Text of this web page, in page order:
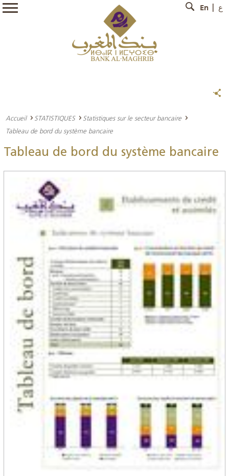
En ع
Accueil STATISTIQUES
Statistiques sur le secteur bancaire
Tableau de bord du système bancaire
Tableau de bord du système bancaire